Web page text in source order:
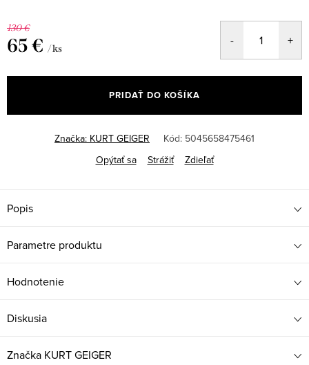
130 €
65 € / ks
cena:
PRIDAŤ DO KOŠÍKA
Značka: KURT GEIGER Kód: 5045658475461
Opýtať sa
Strážiť Zdieľať
Popis
Parametre produktu
Hodnotenie
Diskusia
Značka KURT GEIGER